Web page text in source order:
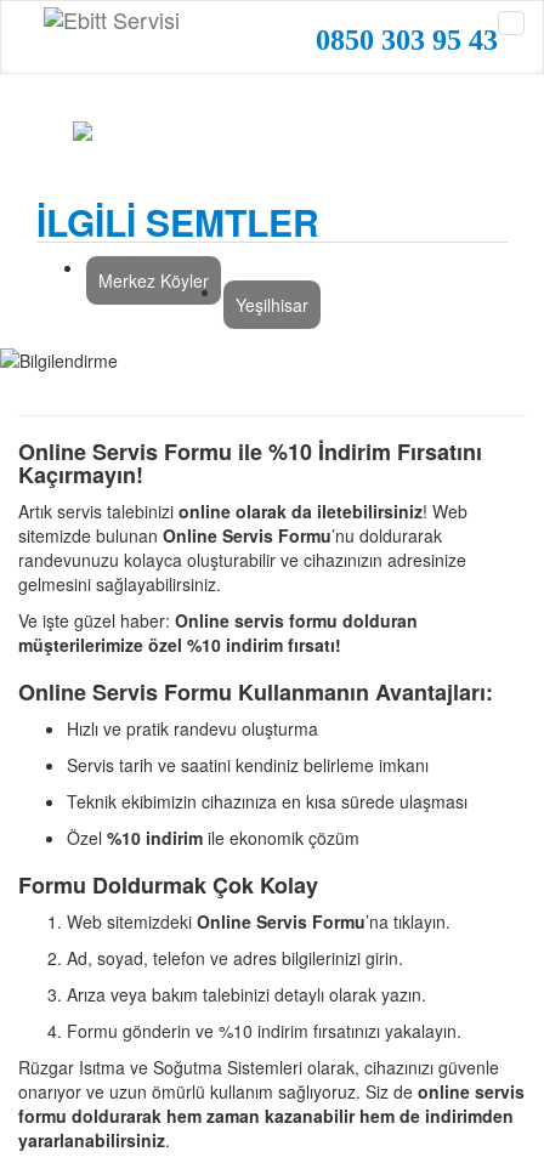
0850 303 95 43
İLGİLİ SEMTLER
Merkez Köyler
Yeşilhisar
Online Servis Formu ile %10 İndirim Fırsatını
Kaçırmayın!
Artık servis talebinizi online olarak da iletebilirsiniz! Web
sitemizde bulunan Online Servis Formu’nu doldurarak
randevunuzu kolayca oluşturabilir ve cihazınızın adresinize
gelmesini sağlayabilirsiniz.
Ve işte güzel haber: Online servis formu dolduran
müşterilerimize özel %10 indirim fırsatı!
Online Servis Formu Kullanmanın Avantajları:
Hızlı ve pratik randevu oluşturma
Servis tarih ve saatini kendiniz belirleme imkanı
Teknik ekibimizin cihazınıza en kısa sürede ulaşması
Özel %10 indirim ile ekonomik çözüm
Formu Doldurmak Çok Kolay
Web sitemizdeki Online Servis Formu’na tıklayın.
Ad, soyad, telefon ve adres bilgilerinizi girin.
Arıza veya bakım talebinizi detaylı olarak yazın.
Formu gönderin ve %10 indirim fırsatınızı yakalayın.
Rüzgar Isıtma ve Soğutma Sistemleri olarak, cihazınızı güvenle
onarıyor ve uzun ömürlü kullanım sağlıyoruz. Siz de online servis
formu doldurarak hem zaman kazanabilir hem de indirimden
yararlanabilirsiniz.